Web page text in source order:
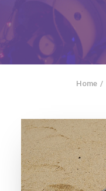
比賽/專題計劃
聯絡我們
SEARCH
社交平台
字型大小
Home